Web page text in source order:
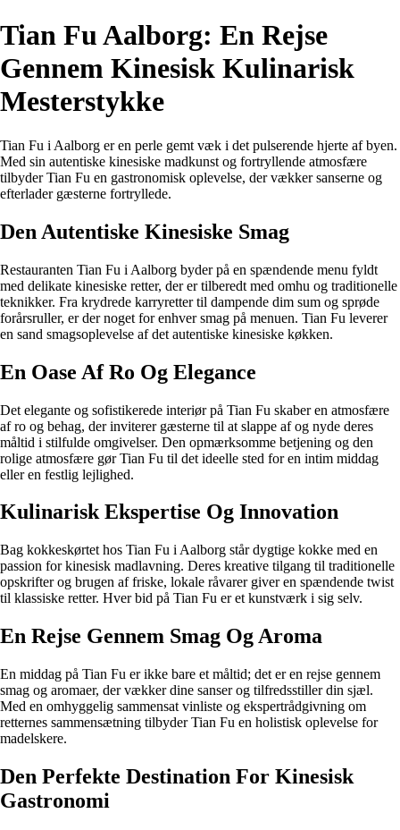
Tian Fu Aalborg: En Rejse
Gennem Kinesisk Kulinarisk
Mesterstykke
Tian Fu i Aalborg er en perle gemt væk i det pulserende hjerte af byen.
Med sin autentiske kinesiske madkunst og fortryllende atmosfære
tilbyder Tian Fu en gastronomisk oplevelse, der vækker sanserne og
efterlader gæsterne fortryllede.
Den Autentiske Kinesiske Smag
Restauranten Tian Fu i Aalborg byder på en spændende menu fyldt
med delikate kinesiske retter, der er tilberedt med omhu og traditionelle
teknikker. Fra krydrede karryretter til dampende dim sum og sprøde
forårsruller, er der noget for enhver smag på menuen. Tian Fu leverer
en sand smagsoplevelse af det autentiske kinesiske køkken.
En Oase Af Ro Og Elegance
Det elegante og sofistikerede interiør på Tian Fu skaber en atmosfære
af ro og behag, der inviterer gæsterne til at slappe af og nyde deres
måltid i stilfulde omgivelser. Den opmærksomme betjening og den
rolige atmosfære gør Tian Fu til det ideelle sted for en intim middag
eller en festlig lejlighed.
Kulinarisk Ekspertise Og Innovation
Bag kokkeskørtet hos Tian Fu i Aalborg står dygtige kokke med en
passion for kinesisk madlavning. Deres kreative tilgang til traditionelle
opskrifter og brugen af friske, lokale råvarer giver en spændende twist
til klassiske retter. Hver bid på Tian Fu er et kunstværk i sig selv.
En Rejse Gennem Smag Og Aroma
En middag på Tian Fu er ikke bare et måltid; det er en rejse gennem
smag og aromaer, der vækker dine sanser og tilfredsstiller din sjæl.
Med en omhyggelig sammensat vinliste og ekspertrådgivning om
retternes sammensætning tilbyder Tian Fu en holistisk oplevelse for
madelskere.
Den Perfekte Destination For Kinesisk
Gastronomi